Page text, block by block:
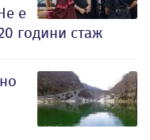
е
години стаж